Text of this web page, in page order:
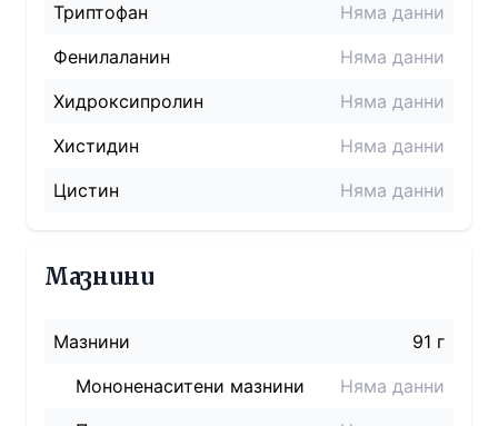
Триптофан
Няма данни
Фенилаланин
Няма данни
Хидроксипролин
Няма данни
Хистидин
Няма данни
Цистин
Няма данни
Мазнини
Мазнини
91 г
Мононенаситени мазнини
Няма данни